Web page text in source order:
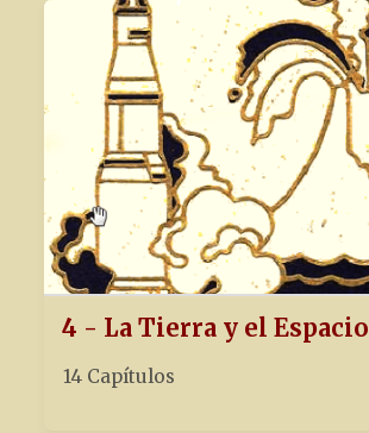
4 - La Tierra y el Espacio
14 Capítulos